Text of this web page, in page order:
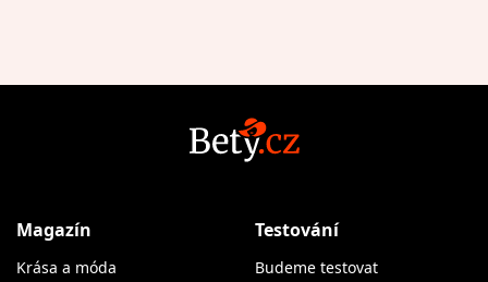
Magazín
Krása a móda
Testování
Budeme testovat